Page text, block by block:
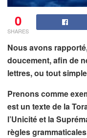
0
SHARES
Nous avons
doucement, afin de
lettres, ou tout
Prenons comme
est un texte de la
l’Unicité et la
règles